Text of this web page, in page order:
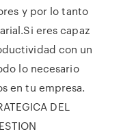
y por lo tanto
eres capaz
con un
lo necesario
en tu empresa.
DEL